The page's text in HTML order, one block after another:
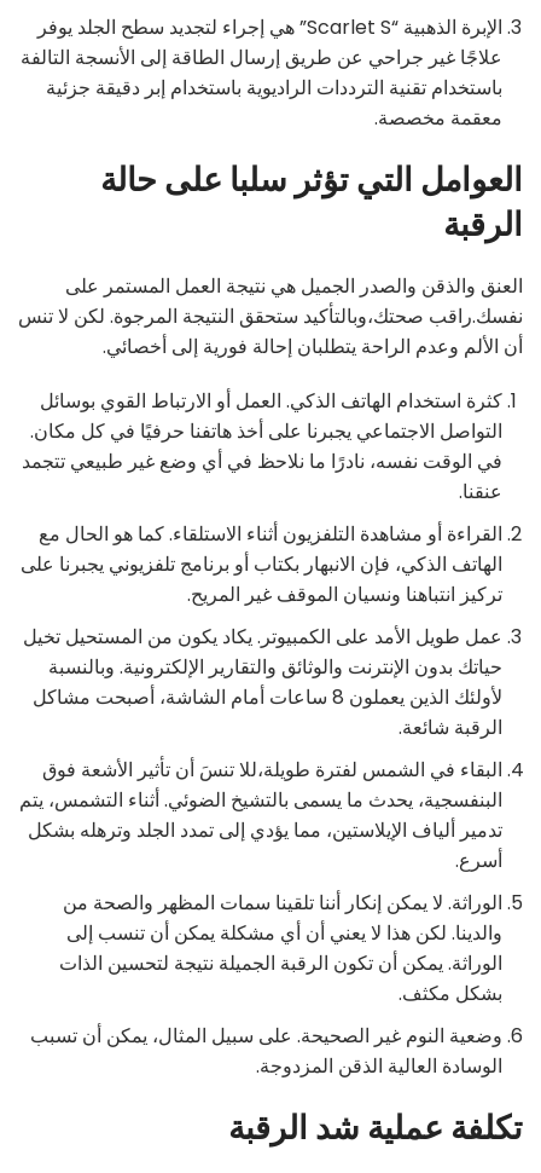
الإبرة الذهبية “Scarlet S” هي إجراء لتجديد سطح الجلد يوفر
علاجًا غير جراحي عن طريق إرسال الطاقة إلى الأنسجة التالفة
باستخدام تقنية الترددات الراديوية باستخدام إبر دقيقة جزئية
معقمة مخصصة.
العوامل التي تؤثر سلبا على حالة
الرقبة
العنق والذقن والصدر الجميل هي نتيجة العمل المستمر على
نفسك.راقب صحتك،وبالتأكيد ستحقق النتيجة المرجوة. لكن لا تنس
أن الألم وعدم الراحة يتطلبان إحالة فورية إلى أخصائي.
كثرة استخدام الهاتف الذكي. العمل أو الارتباط القوي بوسائل
التواصل الاجتماعي يجبرنا على أخذ هاتفنا حرفيًا في كل مكان.
في الوقت نفسه، نادرًا ما نلاحظ في أي وضع غير طبيعي تتجمد
عنقنا.
القراءة أو مشاهدة التلفزيون أثناء الاستلقاء. كما هو الحال مع
الهاتف الذكي، فإن الانبهار بكتاب أو برنامج تلفزيوني يجبرنا على
تركيز انتباهنا ونسيان الموقف غير المريح.
عمل طويل الأمد على الكمبيوتر. يكاد يكون من المستحيل تخيل
حياتك بدون الإنترنت والوثائق والتقارير الإلكترونية. وبالنسبة
لأولئك الذين يعملون 8 ساعات أمام الشاشة، أصبحت مشاكل
الرقبة شائعة.
البقاء في الشمس لفترة طويلة،للا تنسَ أن تأثير الأشعة فوق
البنفسجية، يحدث ما يسمى بالتشيخ الضوئي. أثناء التشمس، يتم
تدمير ألياف الإيلاستين، مما يؤدي إلى تمدد الجلد وترهله بشكل
أسرع.
الوراثة. لا يمكن إنكار أننا تلقينا سمات المظهر والصحة من
والدينا. لكن هذا لا يعني أن أي مشكلة يمكن أن تنسب إلى
الوراثة. يمكن أن تكون الرقبة الجميلة نتيجة لتحسين الذات
بشكل مكثف.
وضعية النوم غير الصحيحة. على سبيل المثال، يمكن أن تسبب
الوسادة العالية الذقن المزدوجة.
تكلفة عملية شد الرقبة